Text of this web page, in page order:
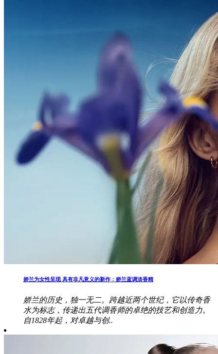
娇兰为女性呈现 具有非凡意义的新作：娇兰蓝调淡香精
娇兰的历史，独一无二。跨越近两个世纪，它以传奇香
水为标志，传递出五代调香师的卓绝的技艺和创造力。
自1828年起，对卓越与创..